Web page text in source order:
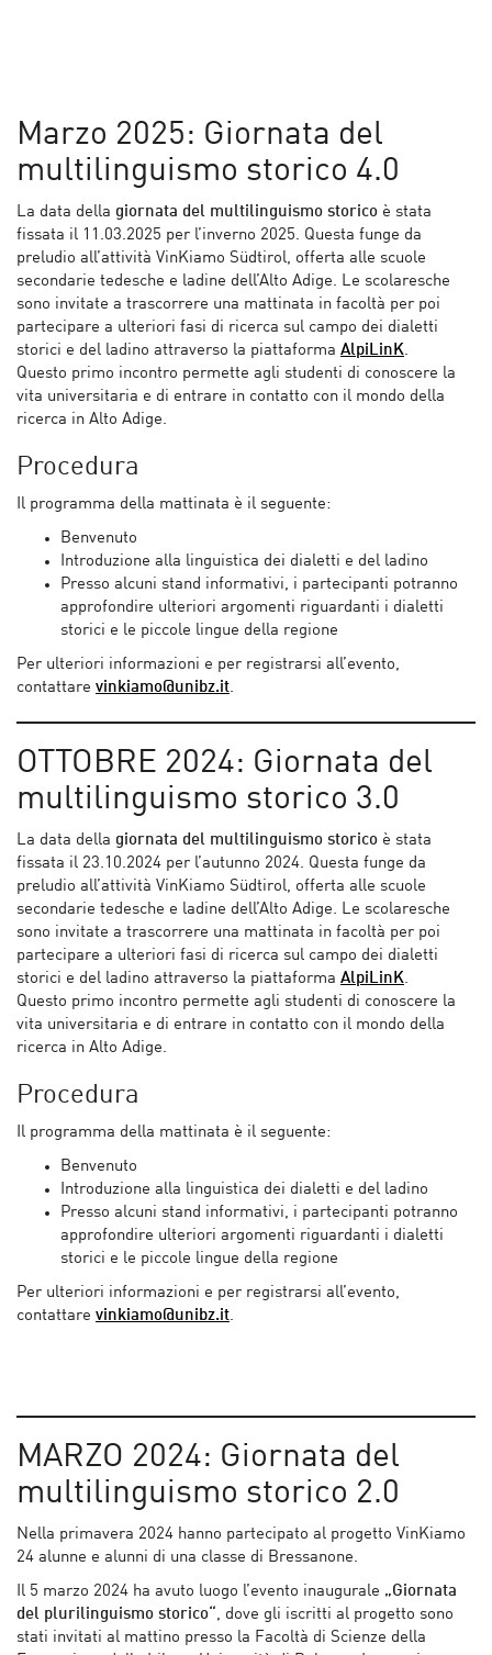
Marzo 2025: Giornata del
multilinguismo storico 4.0
La data della giornata del multilinguismo storico è stata
fissata il 11.03.2025 per l’inverno 2025. Questa funge da
preludio all’attività VinKiamo Südtirol, offerta alle scuole
secondarie tedesche e ladine dell’Alto Adige. Le scolaresche
sono invitate a trascorrere una mattinata in facoltà per poi
partecipare a ulteriori fasi di ricerca sul campo dei dialetti
storici e del ladino attraverso la piattaforma AlpiLinK.
Questo primo incontro permette agli studenti di conoscere la
vita universitaria e di entrare in contatto con il mondo della
ricerca in Alto Adige.
Procedura
Il programma della mattinata è il seguente:
Benvenuto
Introduzione alla linguistica dei dialetti e del ladino
Presso alcuni stand informativi, i partecipanti potranno
approfondire ulteriori argomenti riguardanti i dialetti
storici e le piccole lingue della regione
Per ulteriori informazioni e per registrarsi all’evento,
contattare vinkiamo@unibz.it.
OTTOBRE 2024: Giornata del
multilinguismo storico 3.0
La data della giornata del multilinguismo storico è stata
fissata il 23.10.2024 per l’autunno 2024. Questa funge da
preludio all’attività VinKiamo Südtirol, offerta alle scuole
secondarie tedesche e ladine dell’Alto Adige. Le scolaresche
sono invitate a trascorrere una mattinata in facoltà per poi
partecipare a ulteriori fasi di ricerca sul campo dei dialetti
storici e del ladino attraverso la piattaforma AlpiLinK.
Questo primo incontro permette agli studenti di conoscere la
vita universitaria e di entrare in contatto con il mondo della
ricerca in Alto Adige.
Procedura
Il programma della mattinata è il seguente:
Benvenuto
Introduzione alla linguistica dei dialetti e del ladino
Presso alcuni stand informativi, i partecipanti potranno
approfondire ulteriori argomenti riguardanti i dialetti
storici e le piccole lingue della regione
Per ulteriori informazioni e per registrarsi all’evento,
contattare vinkiamo@unibz.it.
MARZO 2024: Giornata del
multilinguismo storico 2.0
Nella primavera 2024 hanno partecipato al progetto VinKiamo
24 alunne e alunni di una classe di Bressanone.
Il 5 marzo 2024 ha avuto luogo l’evento inaugurale „Giornata
del plurilinguismo storico“ , dove gli iscritti al progetto sono
stati invitati al mattino presso la Facoltà di Scienze della